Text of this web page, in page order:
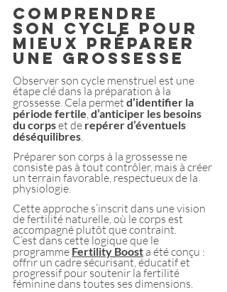
Comprendre
son cycle pour
mieux préparer
une grossesse
Observer son cycle menstruel est une
étape clé dans la préparation à la
grossesse. Cela permet d’identifier la
période fertile, d’anticiper les besoins
du corps et de repérer d’éventuels
déséquilibres.
Préparer son corps à la grossesse ne
consiste pas à tout contrôler, mais à créer
un terrain favorable, respectueux de la
physiologie.
Cette approche s’inscrit dans une vision
de fertilité naturelle, où le corps est
accompagné plutôt que contraint.
C’est dans cette logique que le
programme Fertility Boost a été conçu :
offrir un cadre sécurisant, éducatif et
progressif pour soutenir la fertilité
féminine dans toutes ses dimensions.